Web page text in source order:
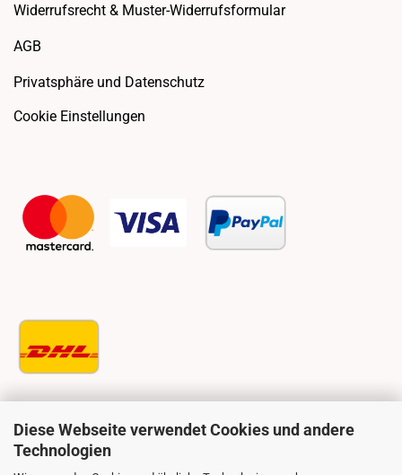
Diese Webseite verwendet Cookies und andere
Technologien
Widerrufsrecht & Muster-Widerrufsformular
AGB
Privatsphäre und Datenschutz
Cookie Einstellungen